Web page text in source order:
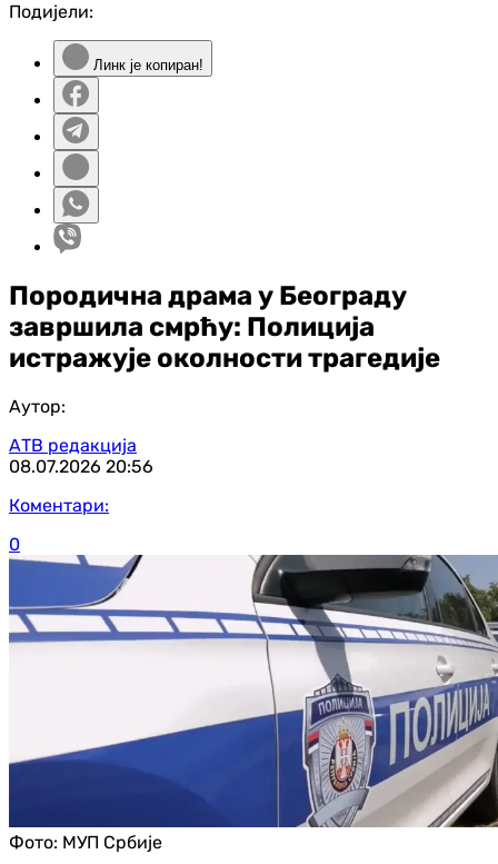
Подијели:
Линк је копиран!
Породична драма у Београду
завршила смрћу: Полиција
истражује околности трагедије
Аутор:
АТВ редакција
08.07.2026 20:56
Коментари:
0
Фото: МУП Србије